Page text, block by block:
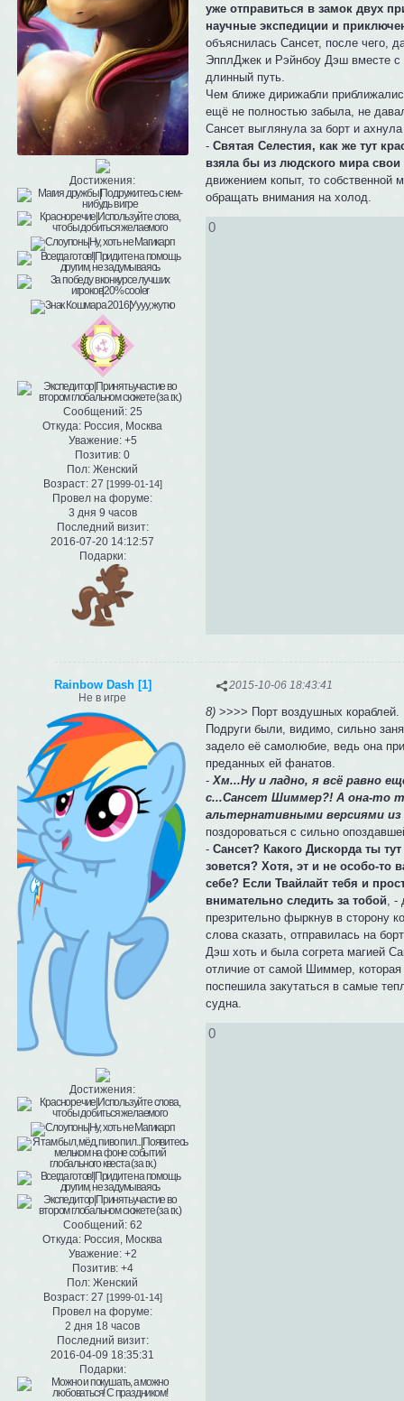
Достижения:
Сообщений: 25
Откуда: Россия, Москва
Уважение: +5
Позитив: 0
Пол: Женский
Возраст: 27 [1999-01-14]
Провел на форуме:
3 дня 9 часов
Последний визит:
2016-07-20 14:12:57
Подарки:
уже отправиться в замок двух
научные экспедиции и
объяснилась Сансет, после чего,
ЭпплДжек и Рэйнбоу Дэш вместе с
длинный путь.
Чем ближе дирижабли
ещё не полностью забыла, не
Сансет выглянула за борт и
-Святая Селестия, как же тут
взяла бы из людского мира
движением копыт, то собственной
обращать внимания на холод.
0
2015-10-06 18:43:41
Rainbow Dash [1]
Не в игре
Достижения:
Сообщений: 62
Откуда: Россия, Москва
Уважение: +2
Позитив: +4
Пол: Женский
Возраст: 27 [1999-01-14]
Провел на форуме:
2 дня 18 часов
Последний визит:
2016-04-09 18:35:31
Подарки:
8) >>>> Порт воздушных кораблей.
Подруги были, видимо, сильно
задело её самолюбие, ведь она
преданных ей фанатов.
-Хм...Ну и ладно, я всё равно
с...Сансет Шиммер?! А она-то
альтернативными версиями из
поздороваться с сильно
-Сансет? Какого Дискорда ты
зовется? Хотя, эт и не особо-
себе? Если Твайлайт тебя и
внимательно следить за тобой ,
презрительно фыркнув в сторону
слова сказать, отправилась на
Дэш хоть и была согрета магией
отличие от самой Шиммер,
поспешила закутаться в самые
судна.
0